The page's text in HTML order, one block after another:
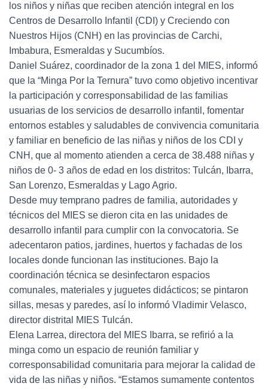
los niños y niñas que reciben atención integral en los
Centros de Desarrollo Infantil (CDI) y Creciendo con
Nuestros Hijos (CNH) en las provincias de Carchi,
Imbabura, Esmeraldas y Sucumbíos.
Daniel Suárez, coordinador de la zona 1 del MIES, informó
que la “Minga Por la Ternura” tuvo como objetivo incentivar
la participación y corresponsabilidad de las familias
usuarias de los servicios de desarrollo infantil, fomentar
entornos estables y saludables de convivencia comunitaria
y familiar en beneficio de las niñas y niños de los CDI y
CNH, que al momento atienden a cerca de 38.488 niñas y
niños de 0- 3 años de edad en los distritos: Tulcán, Ibarra,
San Lorenzo, Esmeraldas y Lago Agrio.
Desde muy temprano padres de familia, autoridades y
técnicos del MIES se dieron cita en las unidades de
desarrollo infantil para cumplir con la convocatoria. Se
adecentaron patios, jardines, huertos y fachadas de los
locales donde funcionan las instituciones. Bajo la
coordinación técnica se desinfectaron espacios
comunales, materiales y juguetes didácticos; se pintaron
sillas, mesas y paredes, así lo informó Vladimir Velasco,
director distrital MIES Tulcán.
Elena Larrea, directora del MIES Ibarra, se refirió a la
minga como un espacio de reunión familiar y
corresponsabilidad comunitaria para mejorar la calidad de
vida de las niñas y niños. “Estamos sumamente contentos